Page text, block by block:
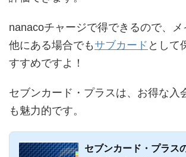
nanacoチャージで得できるので、
他にある場合でもサブカード として
すすめですよ！
セブンカード・プラスは、お得な入
も魅力的です。
セブンカード・プラス